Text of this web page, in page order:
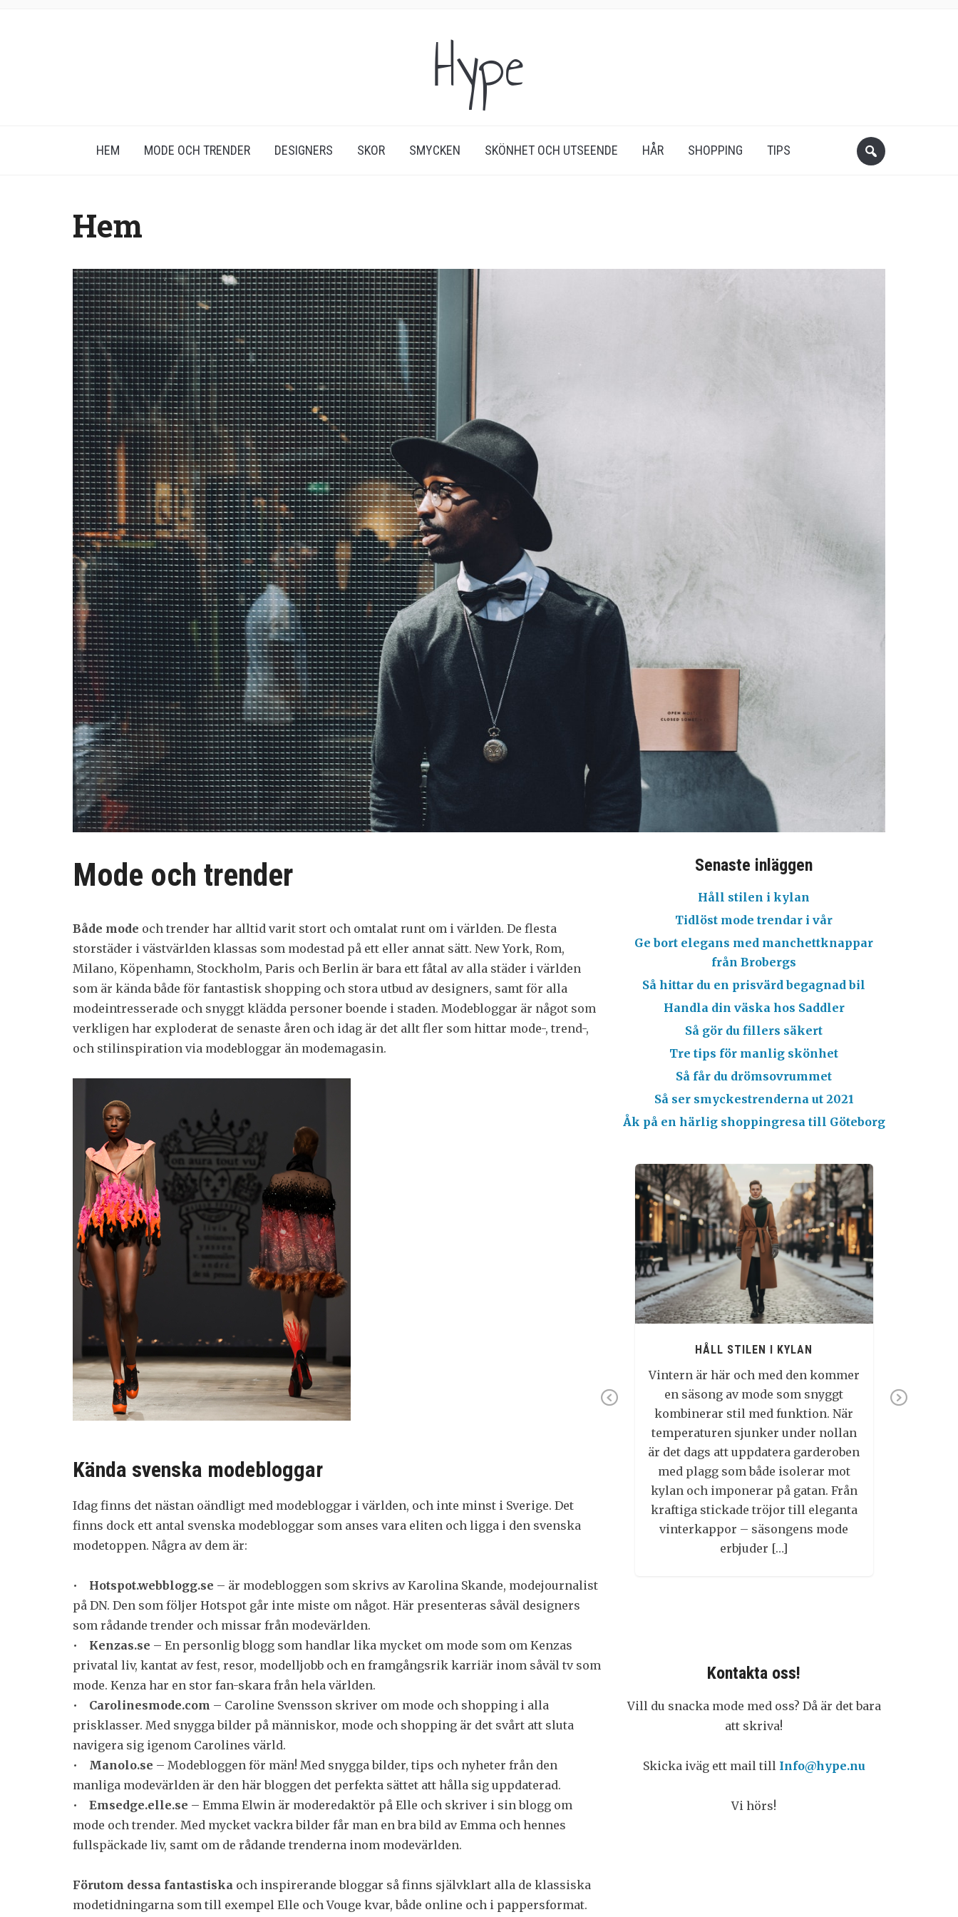
Hype
HEM MODE OCH TRENDER DESIGNERS SKOR SMYCKEN SKÖNHET OCH UTSEENDE HÅR SHOPPING TIPS
Hem
Mode och trender
Både mode och trender har alltid varit stort och omtalat runt om i världen. De flesta
storstäder i västvärlden klassas som modestad på ett eller annat sätt. New York, Rom,
Milano, Köpenhamn, Stockholm, Paris och Berlin är bara ett fåtal av alla städer i världen
som är kända både för fantastisk shopping och stora utbud av designers, samt för alla
modeintresserade och snyggt klädda personer boende i staden. Modebloggar är något som
verkligen har exploderat de senaste åren och idag är det allt fler som hittar mode-, trend-,
och stilinspiration via modebloggar än modemagasin.
Kända svenska modebloggar
Idag finns det nästan oändligt med modebloggar i världen, och inte minst i Sverige. Det
finns dock ett antal svenska modebloggar som anses vara eliten och ligga i den svenska
modetoppen. Några av dem är:
• Hotspot.webblogg.se – är modebloggen som skrivs av Karolina Skande, modejournalist
på DN. Den som följer Hotspot går inte miste om något. Här presenteras såväl designers
som rådande trender och missar från modevärlden.
•
Kenzas.se – En personlig blogg som handlar lika mycket om mode som om Kenzas
privatal liv, kantat av fest, resor, modelljobb och en framgångsrik karriär inom såväl tv som
mode. Kenza har en stor fan-skara från hela världen.
• Carolinesmode.com – Caroline Svensson skriver om mode och shopping i alla
prisklasser. Med snygga bilder på människor, mode och shopping är det svårt att sluta
navigera sig igenom Carolines värld.
• Manolo.se – Modebloggen för män! Med snygga bilder, tips och nyheter från den
manliga modevärlden är den här bloggen det perfekta sättet att hålla sig uppdaterad.
•
Emsedge.elle.se – Emma Elwin är moderedaktör på Elle och skriver i sin blogg om
mode och trender. Med mycket vackra bilder får man en bra bild av Emma och hennes
fullspäckade liv, samt om de rådande trenderna inom modevärlden.
Förutom dessa fantastiska och inspirerande bloggar så finns självklart alla de klassiska
modetidningarna som till exempel Elle och Vouge kvar, både online och i pappersformat.
Senaste inläggen
Håll stilen i kylan
Tidlöst mode trendar i vår
Ge bort elegans med manchettknappar
från Brobergs
Så hittar du en prisvärd begagnad bil
Handla din väska hos Saddler
Så gör du fillers säkert
Tre tips för manlig skönhet
Så får du drömsovrummet
Så ser smyckestrenderna ut 2021
Åk på en härlig shoppingresa till Göteborg
Previous
HÅLL STILEN I KYLAN
Vintern är här och med den kommer
en säsong av mode som snyggt
kombinerar stil med funktion. När
temperaturen sjunker under nollan
är det dags att uppdatera garderoben
med plagg som både isolerar mot
kylan och imponerar på gatan. Från
kraftiga stickade tröjor till eleganta
vinterkappor – säsongens mode
erbjuder […]
Kontakta oss!
Vill du snacka mode med oss? Då är det bara
att skriva!
Skicka iväg ett mail till Info@hype.nu
Vi hörs!